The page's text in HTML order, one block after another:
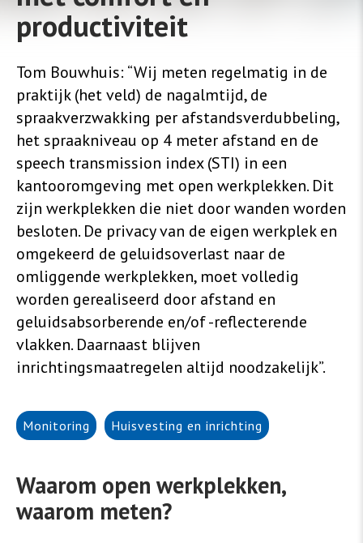
productiviteit
Tom Bouwhuis: “Wij meten regelmatig in de
praktijk (het veld) de nagalmtijd, de
spraakverzwakking per afstandsverdubbeling,
het spraakniveau op 4 meter afstand en de
speech transmission index (STI) in een
kantooromgeving met open werkplekken. Dit
zijn werkplekken die niet door wanden worden
besloten. De privacy van de eigen werkplek en
omgekeerd de geluidsoverlast naar de
omliggende werkplekken, moet volledig
worden gerealiseerd door afstand en
geluidsabsorberende en/of -reflecterende
vlakken. Daarnaast blijven
inrichtingsmaatregelen altijd noodzakelijk”.
Monitoring Huisvesting en inrichting
Waarom open werkplekken,
waarom meten?